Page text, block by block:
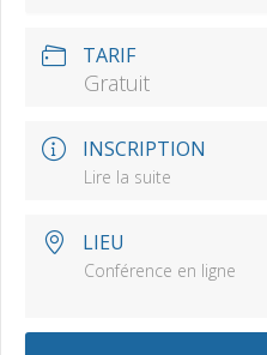
TARIF
Gratuit
INSCRIPTION
Lire la suite
LIEU
Conférence en ligne